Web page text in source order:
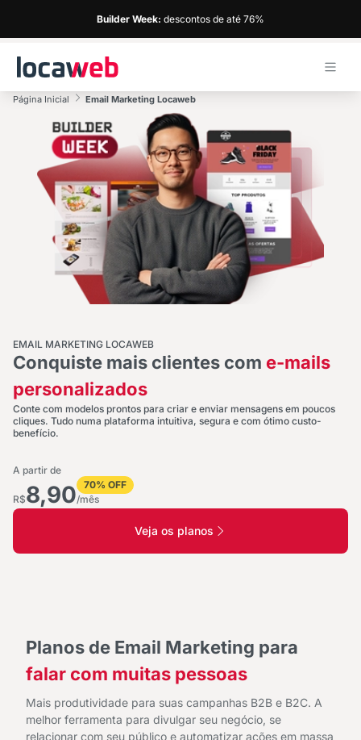
Builder Week: descontos de até 76%
Página Inicial Email Marketing Locaweb
EMAIL MARKETING LOCAWEB
Conquiste mais clientes com e-mails
personalizados
Conte com modelos prontos para criar e enviar mensagens em poucos
cliques. Tudo numa plataforma intuitiva, segura e com ótimo custo-
benefício.
A partir de
R$8,90
70% OFF
/mês
Veja os planos
Planos de Email Marketing para
falar com muitas pessoas
Mais produtividade para suas campanhas B2B e B2C. A
melhor ferramenta para divulgar seu negócio, se
relacionar com seu público e automatizar ações em massa